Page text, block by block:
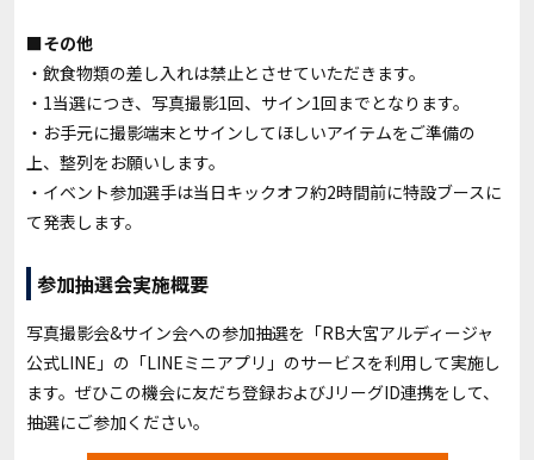
■その他
・飲食物類の差し入れは禁止とさせていただきます。
・1当選につき、写真撮影1回、サイン1回までとなります。
・お手元に撮影端末とサインしてほしいアイテムをご準備の
上、整列をお願いします。
・イベント参加選手は当日キックオフ約2時間前に特設ブースに
て発表します。
参加抽選会実施概要
写真撮影会&サイン会への参加抽選を「RB大宮アルディージャ
公式LINE」の「LINEミニアプリ」のサービスを利用して実施し
ます。ぜひこの機会に友だち登録およびJリーグID連携をして、
抽選にご参加ください。